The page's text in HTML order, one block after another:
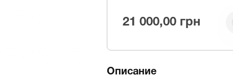
21 000,00 грн
Описание